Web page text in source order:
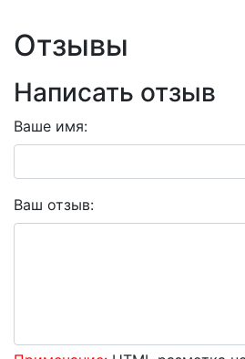
Отзывы
Написать отзыв
Ваше имя:
Ваш отзыв: